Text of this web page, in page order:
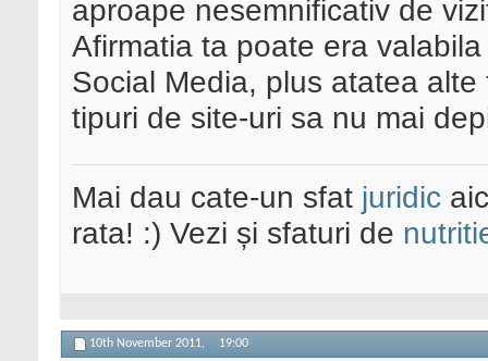
aproape nesemnificativ de
Afirmatia ta poate era
Social Media, plus atatea
tipuri de site-uri sa nu mai
Mai dau cate-un sfat juridic
rata! :) Vezi și sfaturi de
10th November 2011, 19:00